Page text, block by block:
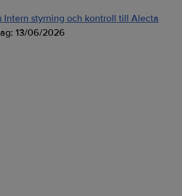
Intern styrning och kontroll till Alecta
13/06/2026